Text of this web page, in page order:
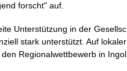
forscht" auf.
Unterstützung in der
stark unterstützt. Auf
Regionalwettbewerb in